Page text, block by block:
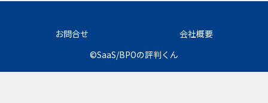
お問合せ
会社概要
©SaaS/BPOの評判くん